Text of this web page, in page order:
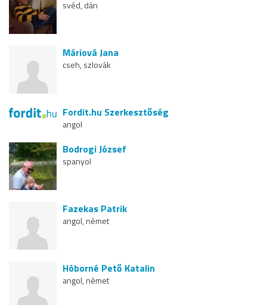
svéd, dán
Máriová Jana
cseh, szlovák
Fordit.hu Szerkesztőség
angol
Bodrogi József
spanyol
Fazekas Patrik
angol, német
Hóborné Pető Katalin
angol, német